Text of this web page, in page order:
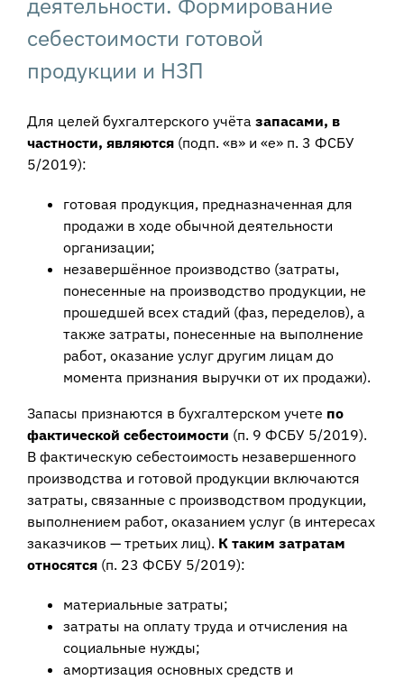
себестоимости готовой
продукции и НЗП
Для целей бухгалтерского учёта запасами, в
частности, являются(подп. «в» и «е» п. 3 ФСБУ
5/2019):
готовая продукция, предназначенная для
продажи в ходе обычной деятельности
организации;
незавершённое производство (затраты,
понесенные на производство продукции, не
прошедшей всех стадий (фаз, переделов), а
также затраты, понесенные на выполнение
работ, оказание услуг другим лицам до
момента признания выручки от их продажи).
Запасы признаются в бухгалтерском учете по
фактической себестоимости (п. 9 ФСБУ 5/2019).
В фактическую себестоимость незавершенного
производства и готовой продукции включаются
затраты, связанные с производством продукции,
выполнением работ, оказанием услуг (в интересах
заказчиков — третьих лиц). К таким затратам
относятся(п. 23 ФСБУ 5/2019):
материальные затраты;
затраты на оплату труда и отчисления на
социальные нужды;
амортизация основных средств и